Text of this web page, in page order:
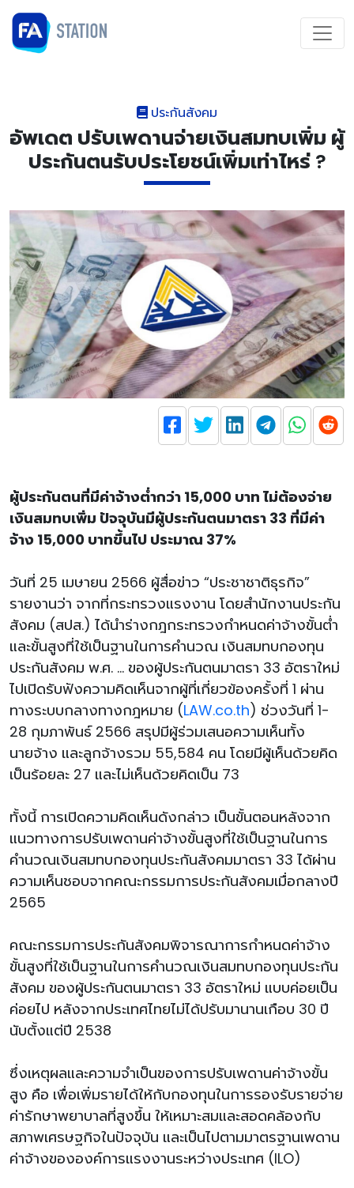
ประกันสังคม
อัพเดต ปรับเพดานจ่ายเงินสมทบเพิ่ม ผู้
ประกันตนรับประโยชน์เพิ่มเท่าไหร่ ?
ผู้ประกันตนที่มีค่าจ้างต่ำกว่า 15,000 บาท ไม่ต้องจ่าย
เงินสมทบเพิ่ม ปัจจุบันมีผู้ประกันตนมาตรา 33 ที่มีค่า
จ้าง 15,000 บาทขึ้นไป ประมาณ 37%
วันที่ 25 เมษายน 2566 ผู้สื่อข่าว “ประชาชาติธุรกิจ”
รายงานว่า จากที่กระทรวงแรงงาน โดยสำนักงานประกัน
สังคม (สปส.) ได้นำร่างกฎกระทรวงกำหนดค่าจ้างขั้นต่ำ
และขั้นสูงที่ใช้เป็นฐานในการคำนวณ เงินสมทบกองทุน
ประกันสังคม พ.ศ. … ของผู้ประกันตนมาตรา 33 อัตราใหม่
ไปเปิดรับฟังความคิดเห็นจากผู้ที่เกี่ยวข้องครั้งที่ 1 ผ่าน
ทางระบบกลางทางกฎหมาย (LAW.co.th) ช่วงวันที่ 1-
28 กุมภาพันธ์ 2566 สรุปมีผู้ร่วมเสนอความเห็นทั้ง
นายจ้าง และลูกจ้างรวม 55,584 คน โดยมีผู้เห็นด้วยคิด
เป็นร้อยละ 27 และไม่เห็นด้วยคิดเป็น 73
ทั้งนี้ การเปิดความคิดเห็นดังกล่าว เป็นขั้นตอนหลังจาก
แนวทางการปรับเพดานค่าจ้างขั้นสูงที่ใช้เป็นฐานในการ
คำนวณเงินสมทบกองทุนประกันสังคมมาตรา 33 ได้ผ่าน
ความเห็นชอบจากคณะกรรมการประกันสังคมเมื่อกลางปี
2565
คณะกรรมการประกันสังคมพิจารณาการกำหนดค่าจ้าง
ขั้นสูงที่ใช้เป็นฐานในการคำนวณเงินสมทบกองทุนประกัน
สังคม ของผู้ประกันตนมาตรา 33 อัตราใหม่ แบบค่อยเป็น
ค่อยไป หลังจากประเทศไทยไม่ได้ปรับมานานเกือบ 30 ปี
นับตั้งแต่ปี 2538
ซึ่งเหตุผลและความจำเป็นของการปรับเพดานค่าจ้างขั้น
สูง คือ เพื่อเพิ่มรายได้ให้กับกองทุนในการรองรับรายจ่าย
ค่ารักษาพยาบาลที่สูงขึ้น ให้เหมาะสมและสอดคล้องกับ
สภาพเศรษฐกิจในปัจจุบัน และเป็นไปตามมาตรฐานเพดาน
ค่าจ้างขององค์การแรงงานระหว่างประเทศ (ILO)